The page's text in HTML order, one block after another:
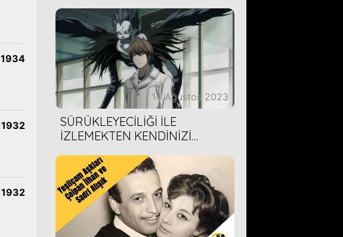
1934
1932
1932
14 Ağustos 2023
SÜRÜKLEYECİLİĞİ İLE
İZLEMEKTEN KENDİNİZİ
ÖNERİMİZ